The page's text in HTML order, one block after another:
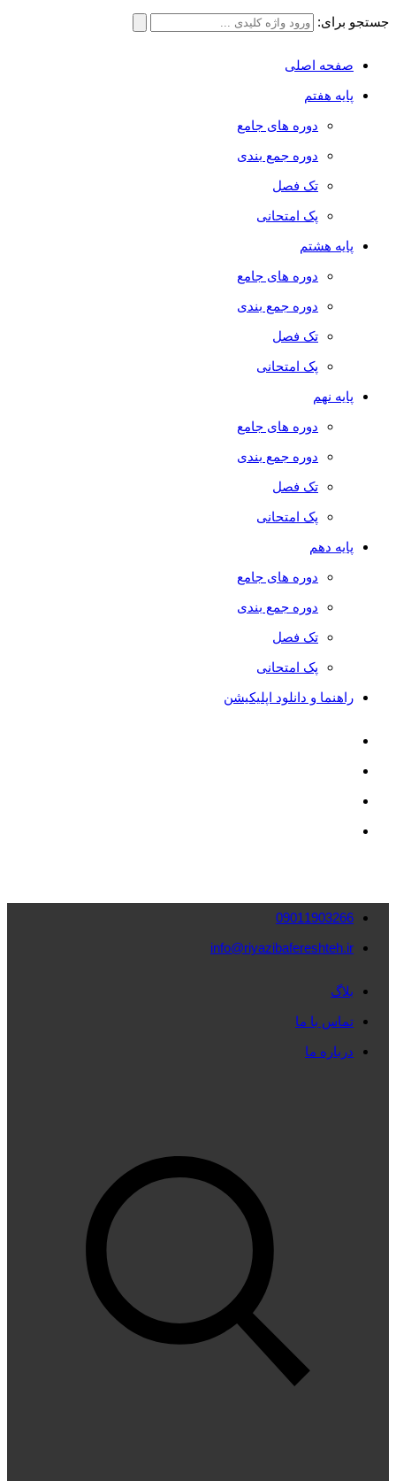
جستجو برای:
صفحه اصلی
پایه هفتم
دوره های جامع
دوره جمع بندی
تک فصل
پک امتحانی
پایه هشتم
دوره های جامع
دوره جمع بندی
تک فصل
پک امتحانی
پایه نهم
دوره های جامع
دوره جمع بندی
تک فصل
پک امتحانی
پایه دهم
دوره های جامع
دوره جمع بندی
تک فصل
پک امتحانی
راهنما و دانلود اپلیکیشن
09011903266
info@riyazibafereshteh.ir
بلاگ
تماس با ما
درباره ما